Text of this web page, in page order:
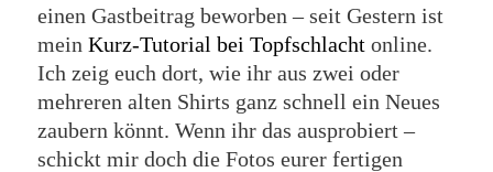
einen Gastbeitrag beworben – seit Gestern ist
mein Kurz-Tutorial bei Topfschlacht online.
Ich zeig euch dort, wie ihr aus zwei oder
mehreren alten Shirts ganz schnell ein Neues
zaubern könnt. Wenn ihr das ausprobiert –
schickt mir doch die Fotos eurer fertigen